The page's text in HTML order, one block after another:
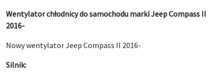
Wentylator chłodnicy do samochodu marki Jeep Compass II
2016-
Nowy wentylator Jeep Compass II 2016-
Silnik: